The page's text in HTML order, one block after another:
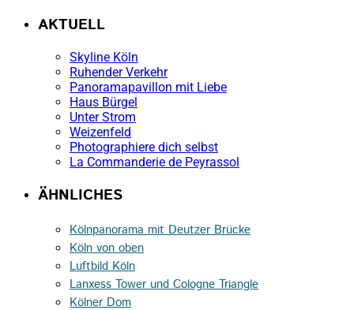
AKTUELL
Skyline Köln
Ruhender Verkehr
Panoramapavillon mit Liebe
Haus Bürgel
Unter Strom
Weizenfeld
Photographiere dich selbst
La Commanderie de Peyrassol
ÄHNLICHES
Kölnpanorama mit Deutzer Brücke
Köln von oben
Luftbild Köln
Lanxess Tower und Cologne Triangle
Kölner Dom